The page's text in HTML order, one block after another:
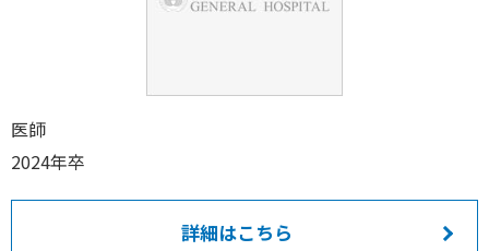
医師
2024年卒
詳細はこちら